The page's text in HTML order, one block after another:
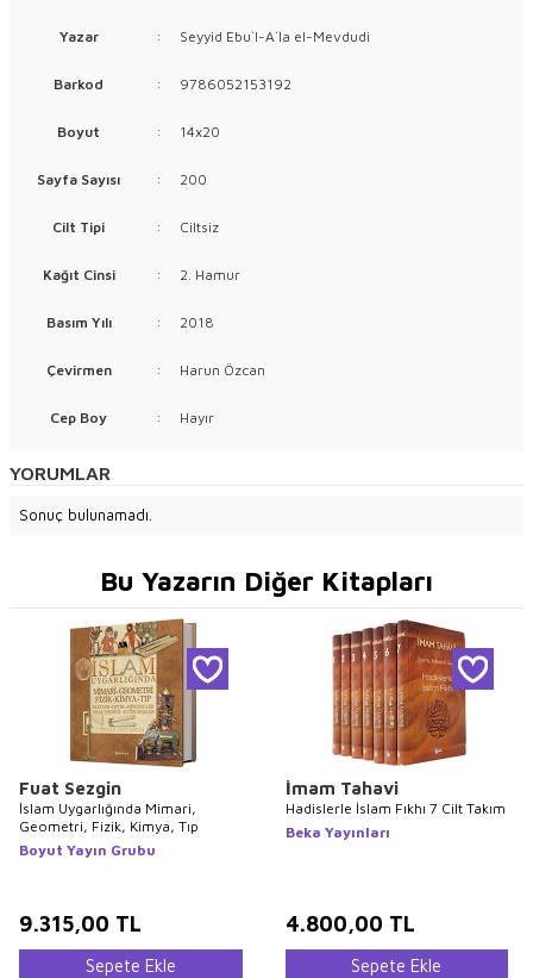
Yazar : Seyyid Ebu`l-A`la el-Mevdudi
Barkod : 9786052153192
Boyut : 14x20
Sayfa Sayısı : 200
Cilt Tipi : Ciltsiz
Kağıt Cinsi : 2. Hamur
Basım Yılı : 2018
Çevirmen : Harun Özcan
Cep Boy : Hayır
YORUMLAR
Sonuç bulunamadı.
Bu Yazarın Diğer Kitapları
Fuat Sezgin
İslam Uygarlığında Mimari,
Geometri, Fizik, Kimya, Tıp
Boyut Yayın Grubu
9.315,00 TL
Sepete Ekle
İmam Tahavi
Hadislerle İslam Fıkhı 7 Cilt Takım
Beka Yayınları
4.800,00 TL
Sepete Ekle